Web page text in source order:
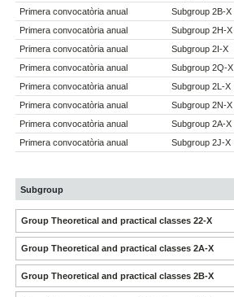
Primera convocatòria anual
Subgroup 2B-X
Primera convocatòria anual
Subgroup 2H-X
Primera convocatòria anual
Subgroup 2I-X
Primera convocatòria anual
Subgroup 2Q-X
Primera convocatòria anual
Subgroup 2L-X
Primera convocatòria anual
Subgroup 2N-X
Primera convocatòria anual
Subgroup 2A-X
Primera convocatòria anual
Subgroup 2J-X
Subgroup
Group Theoretical and practical classes 22-X
Group Theoretical and practical classes 2A-X
Group Theoretical and practical classes 2B-X